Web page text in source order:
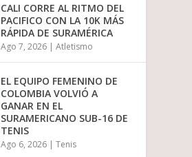
CALI CORRE AL RITMO DEL
PACIFICO CON LA 10K MÁS
RÁPIDA DE SURAMÉRICA
Ago 7, 2026 |Atletismo
EL EQUIPO FEMENINO DE
COLOMBIA VOLVIÓ A
GANAR EN EL
SURAMERICANO SUB-16 DE
TENIS
Ago 6, 2026 |Tenis